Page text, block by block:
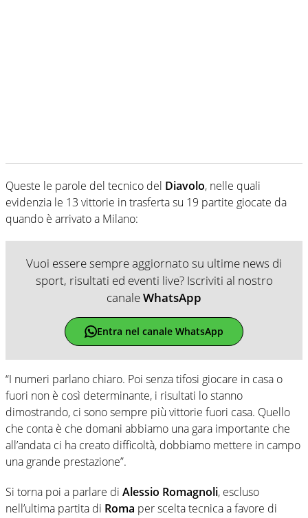
Queste le parole del tecnico del Diavolo, nelle quali
evidenzia le 13 vittorie in trasferta su 19 partite giocate da
quando è arrivato a Milano:
Vuoi essere sempre aggiornato su ultime news di
sport, risultati ed eventi live? Iscriviti al nostro
canaleWhatsApp
Entra nel canale WhatsApp
“I numeri parlano chiaro. Poi senza tifosi giocare in casa o
fuori non è così determinante, i risultati lo stanno
dimostrando, ci sono sempre più vittorie fuori casa. Quello
che conta è che domani abbiamo una gara importante che
all’andata ci ha creato difficoltà, dobbiamo mettere in campo
una grande prestazione”.
Si torna poi a parlare di Alessio Romagnoli, escluso
nell’ultima partita di Roma per scelta tecnica a favore di